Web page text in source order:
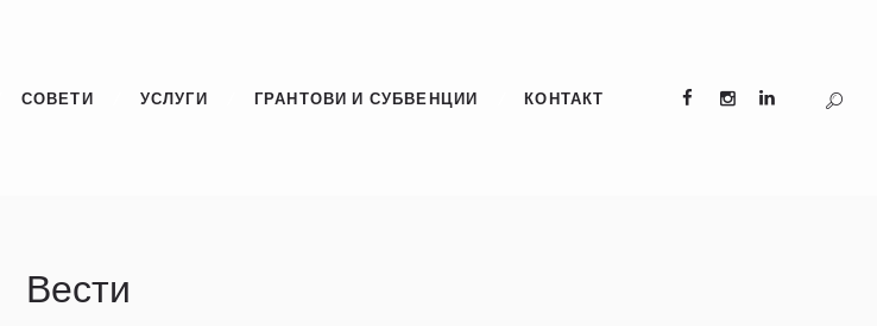
СОВЕТИ УСЛУГИ ГРАНТОВИ И СУБВЕНЦИИ КОНТАКТ
Вести